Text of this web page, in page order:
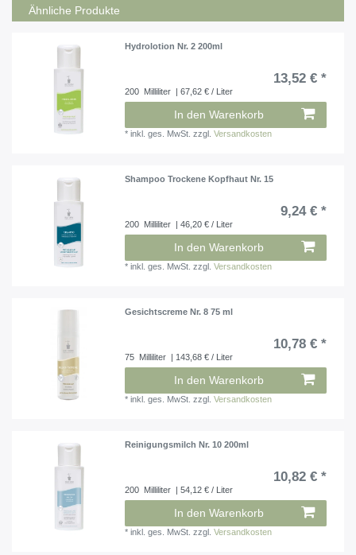
Ähnliche Produkte
Hydrolotion Nr. 2 200ml
13,52 € *
200 Milliliter | 67,62 € / Liter
In den Warenkorb
*inkl. ges. MwSt. zzgl.Versandkosten
Shampoo Trockene Kopfhaut Nr. 15
9,24 € *
200 Milliliter | 46,20 € / Liter
In den Warenkorb
*inkl. ges. MwSt. zzgl.Versandkosten
Gesichtscreme Nr. 8 75 ml
10,78 € *
75 Milliliter | 143,68 € / Liter
In den Warenkorb
*inkl. ges. MwSt. zzgl.Versandkosten
Reinigungsmilch Nr. 10 200ml
10,82 € *
200 Milliliter | 54,12 € / Liter
In den Warenkorb
*inkl. ges. MwSt. zzgl.Versandkosten